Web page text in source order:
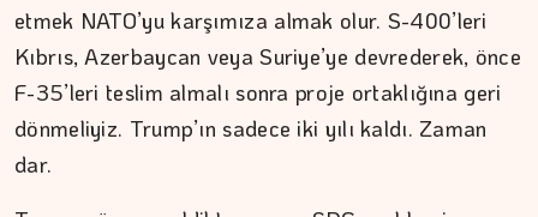
etmek NATO’yu karşımıza almak olur. S-400’leri
Kıbrıs, Azerbaycan veya Suriye’ye devrederek, önce
F-35’leri teslim almalı sonra proje ortaklığına geri
dönmeliyiz. Trump’ın sadece iki yılı kaldı. Zaman
dar.